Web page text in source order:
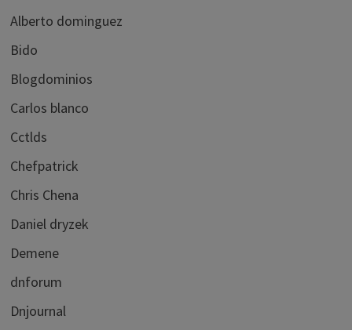
Alberto dominguez
Bido
Blogdominios
Carlos blanco
Cctlds
Chefpatrick
Chris Chena
Daniel dryzek
Demene
dnforum
Dnjournal